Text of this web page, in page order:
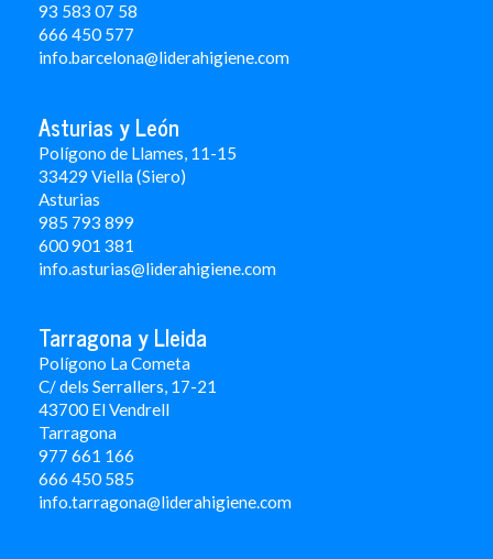
93 583 07 58
666 450 577
info.barcelona@liderahigiene.com
Asturias y León
Polígono de Llames, 11-15
33429 Viella (Siero)
Asturias
985 793 899
600 901 381
info.asturias@liderahigiene.com
Tarragona y Lleida
Polígono La Cometa
C/ dels Serrallers, 17-21
43700 El Vendrell
Tarragona
977 661 166
666 450 585
info.tarragona@liderahigiene.com